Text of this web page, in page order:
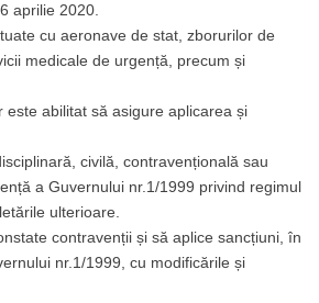
aprilie 2020.
cu aeronave de stat, zborurilor de
medicale de urgență, precum și
abilitat să asigure aplicarea și
civilă, contravențională sau
a Guvernului nr.1/1999 privind regimul
ulterioare.
contravenții și să aplice sancțiuni, în
nr.1/1999, cu modificările și